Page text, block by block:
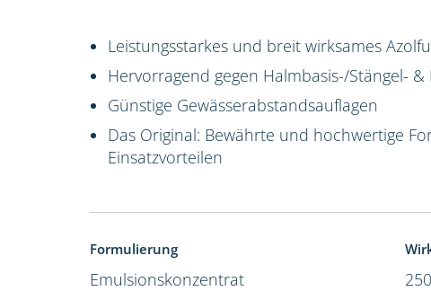
Leistungsstarkes und breit wirksames
Hervorragend gegen Halmbasis-/Stängel-
Günstige Gewässerabstandsauflagen
Das Original: Bewährte und hochwertige
Einsatzvorteilen
Formulierung
Emulsionskonzentrat